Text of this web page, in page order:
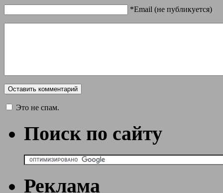
*Email (не публикуется)
Это не спам.
Поиск по сайту
Реклама